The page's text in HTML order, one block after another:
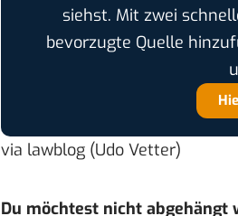
siehst. Mit zwei
bevorzugte Quelle
via lawblog (Udo Vetter)
Du möchtest nicht abgehängt